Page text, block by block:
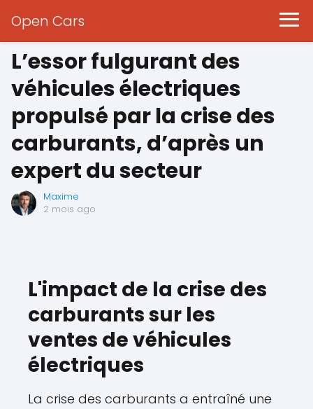
Open Cars
L’essor fulgurant des
véhicules électriques
propulsé par la crise des
carburants, d’après un
expert du secteur
Maxime
2 mois ago
L'impact de la crise des
carburants sur les
ventes de véhicules
électriques
La crise des carburants a entraîné une